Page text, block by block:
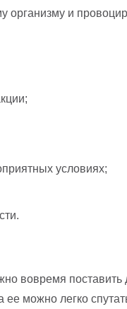
организму и
условиях;
вовремя
можно легко